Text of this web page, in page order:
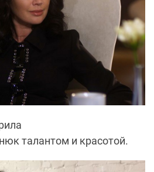
талантом и красотой.